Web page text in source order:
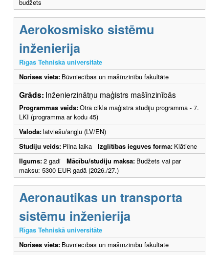
budžets
Aerokosmisko sistēmu
inženierija
Rīgas Tehniskā universitāte
Norises vieta: Būvniecības un mašīnzinību fakultāte
Grāds: Inženierzinātņu maģistrs mašīnzinībās
Programmas veids:Otrā cikla maģistra studiju programma - 7.
LKI (programma ar kodu 45)
Valoda:latviešu/angļu (LV/EN)
Studiju veids: Pilna laika Izglītības ieguves forma: Klātiene
Ilgums:2 gadi Mācību/studiju maksa: Budžets vai par
maksu: 5300 EUR gadā (2026./27.)
Aeronautikas un transporta
sistēmu inženierija
Rīgas Tehniskā universitāte
Norises vieta: Būvniecības un mašīnzinību fakultāte